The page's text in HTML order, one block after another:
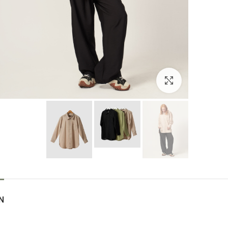
بزرگنمایی تصویر